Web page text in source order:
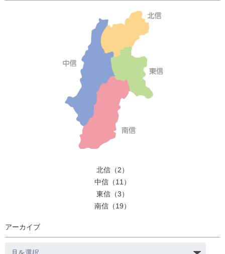
北信（2）
中信（11）
東信（3）
南信（19）
アーカイブ